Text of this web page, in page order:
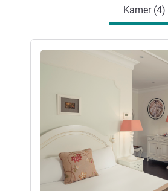
Kamer (4)
Meer informatie